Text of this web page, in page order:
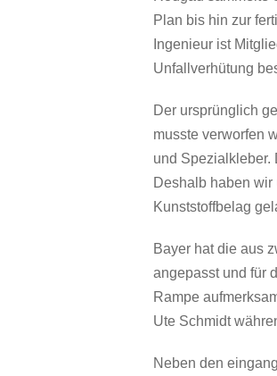
Plan bis hin zur
Ingenieur ist
Unfallverhütung
Der ursprünglich
musste verworfen
und Spezialkleber.
Deshalb haben
Kunststoffbelag
Bayer hat die aus
angepasst und für
Rampe
Ute Schmidt
Neben den